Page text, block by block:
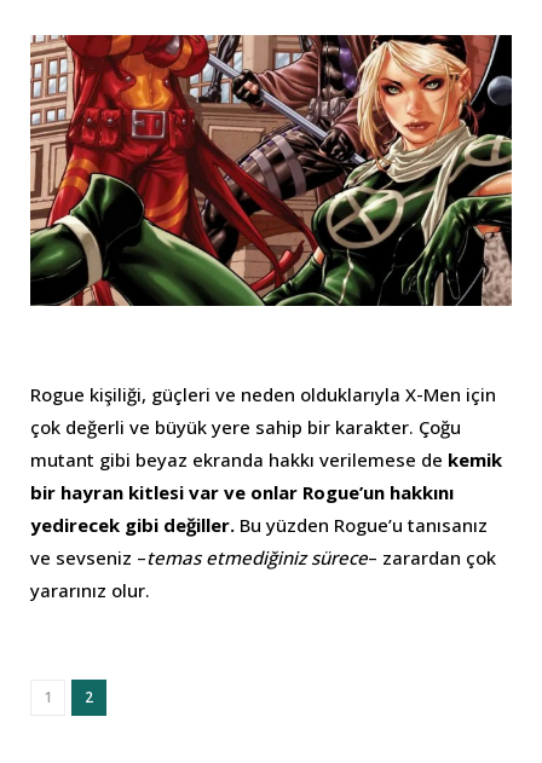
Rogue kişiliği, güçleri ve neden olduklarıyla X-Men için
çok değerli ve büyük yere sahip bir karakter. Çoğu
mutant gibi beyaz ekranda hakkı verilemese de kemik
bir hayran kitlesi var ve onlar Rogue’un hakkını
yedirecek gibi değiller. Bu yüzden Rogue’u tanısanız
ve sevseniz –temas etmediğiniz sürece– zarardan çok
yararınız olur.
1 2